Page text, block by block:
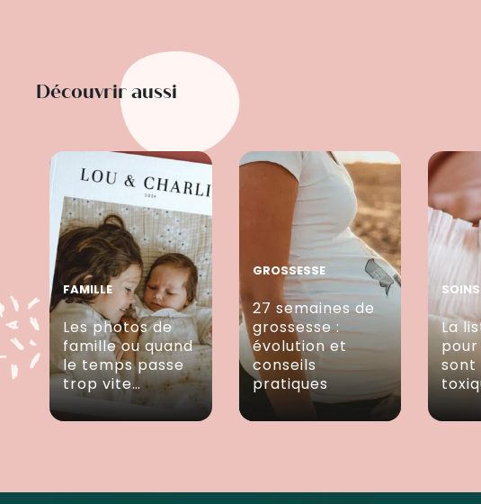
Découvrir aussi
FAMILLE
Les photos de
famille ou quand
le temps passe
trop vite…
GROSSESSE
27 semaines de
grossesse :
évolution et
conseils
pratiques
SOINS
La
sont